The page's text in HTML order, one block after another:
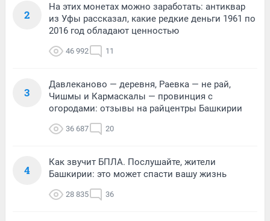
2
На этих монетах можно заработать: антиквар
из Уфы рассказал, какие редкие деньги 1961 по
2016 год обладают ценностью
46 992 11
3
Давлеканово — деревня, Раевка — не рай,
Чишмы и Кармаскалы — провинция с
огородами: отзывы на райцентры Башкирии
36 687 20
4
Как звучит БПЛА. Послушайте, жители
Башкирии: это может спасти вашу жизнь
28 835 36